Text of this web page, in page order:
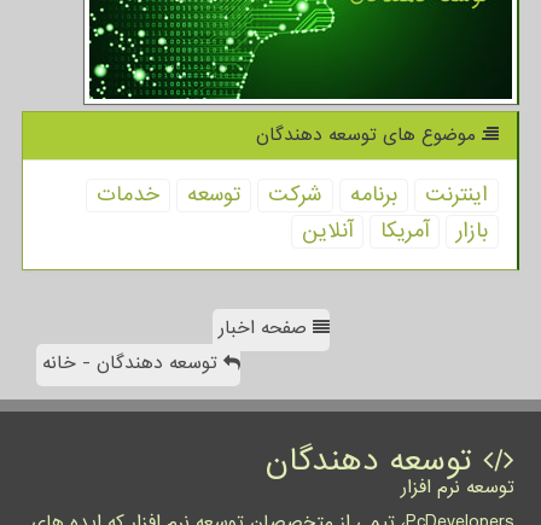
موضوع های توسعه دهندگان
اینترنت برنامه شركت توسعه
خدمات
بازار
آمریكا آنلاین
صفحه اخبار
توسعه دهندگان - خانه
توسعه دهندگان
توسعه نرم افزار